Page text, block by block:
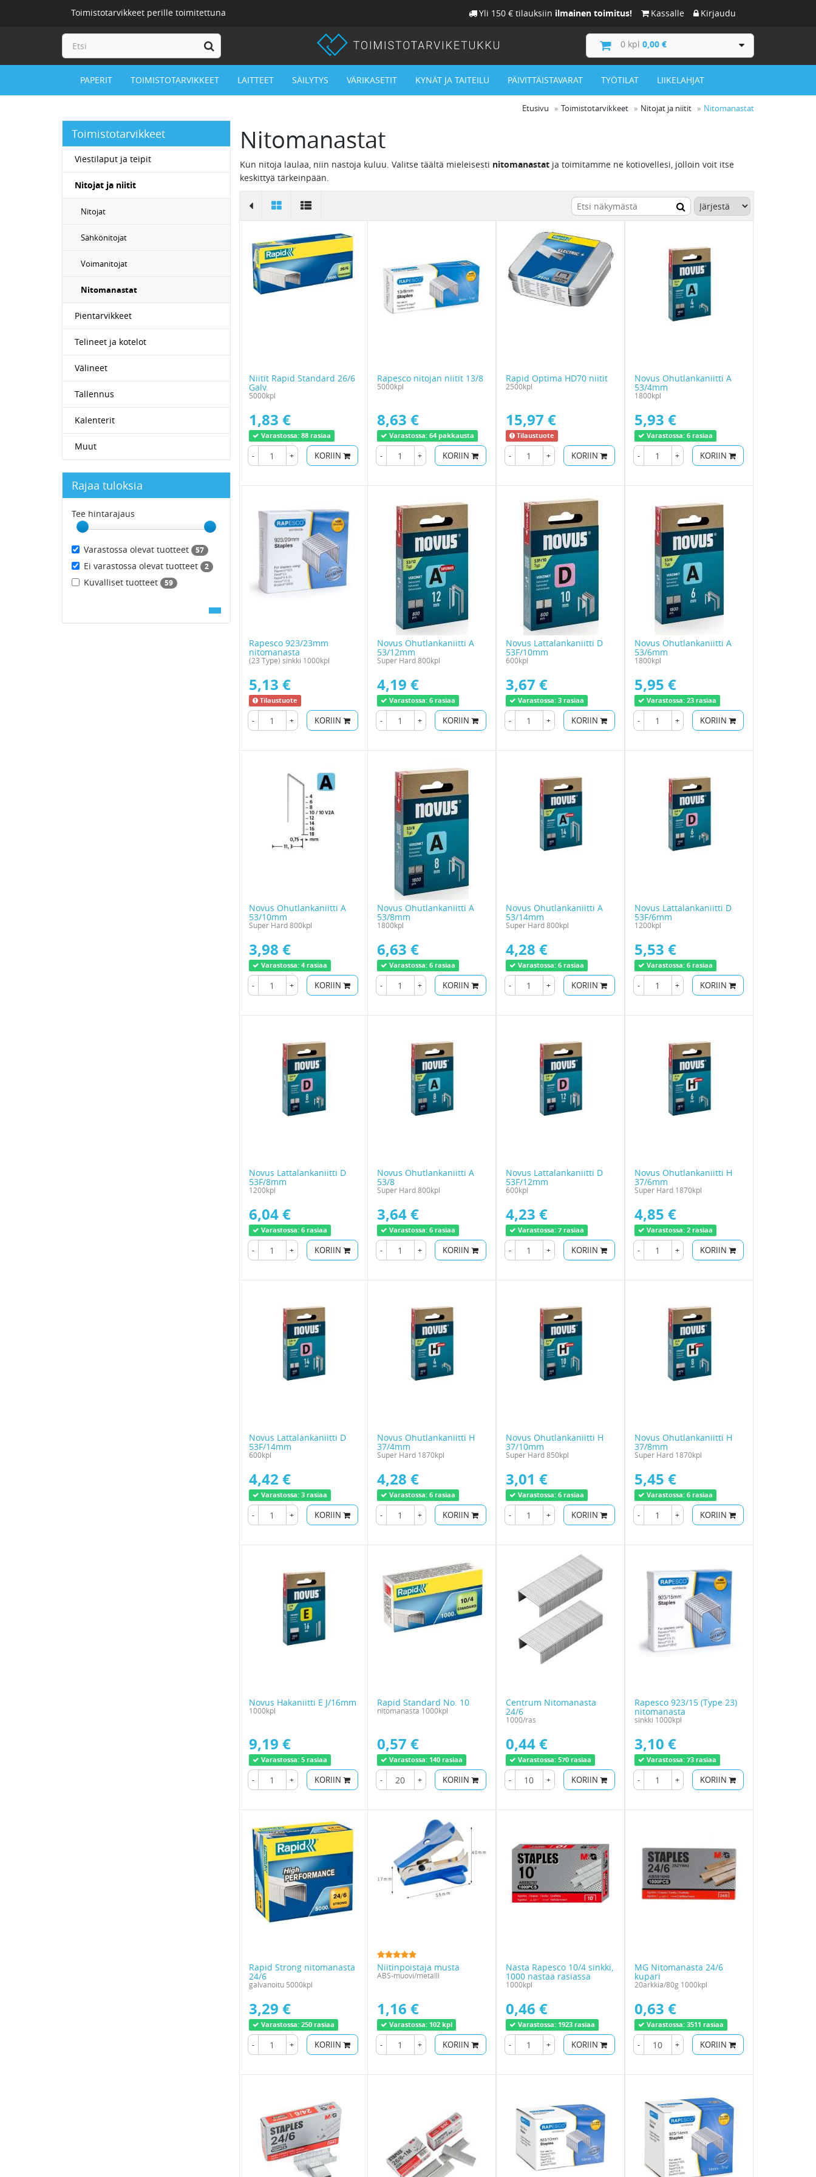
Toimistotarvikkeet perille toimitettuna Yli 150 € tilauksiin ilmainen toimitus! Kassalle Kirjaudu
0kpl 0,00 €
PAPERIT TOIMISTOTARVIKKEET LAITTEET SÄILYTYS VÄRIKASETIT KYNÄT JA TAITEILU PÄIVITTÄISTAVARAT TYÖTILAT LIIKELAHJAT
Etusivu Toimistotarvikkeet Nitojat ja niitit Nitomanastat
Toimistotarvikkeet
Viestilaput ja teipit
Nitojat ja niitit
Nitojat
Sähkönitojat
Voimanitojat
Nitomanastat
Pientarvikkeet
Telineet ja kotelot
Välineet
Tallennus
Kalenterit
Muut
Rajaa tuloksia
Tee hintarajaus
Varastossa olevat tuotteet 57
Ei varastossa olevat tuotteet 2
Kuvalliset tuotteet 59
Nitomanastat
Kun nitoja laulaa, niin nastoja kuluu. Valitse täältä mieleisesti nitomanastatja toimitamme ne kotiovellesi, jolloin voit itse
keskittyä tärkeinpään.
Niitit Rapid Standard 26/6
Galv.
5000kpl
1,83 €
Varastossa: 88 rasiaa
- + KORIIN
Rapesco nitojan niitit 13/8
5000kpl
8,63 €
Varastossa: 64 pakkausta
- + KORIIN
Rapid Optima HD70 niitit
2500kpl
15,97 €
Tilaustuote
- + KORIIN
Novus Ohutlankaniitti A
53/4mm
1800kpl
5,93 €
Varastossa: 6 rasiaa
- + KORIIN
Rapesco 923/23mm
nitomanasta
(23 Type) sinkki 1000kpl
5,13 €
Tilaustuote
- + KORIIN
Novus Ohutlankaniitti A
53/12mm
Super Hard 800kpl
4,19 €
Varastossa: 6 rasiaa
- + KORIIN
Novus Lattalankaniitti D
53F/10mm
600kpl
3,67 €
Varastossa: 3 rasiaa
- + KORIIN
Novus Ohutlankaniitti A
53/6mm
1800kpl
5,95 €
Varastossa: 23 rasiaa
- + KORIIN
Novus Ohutlankaniitti A
53/10mm
Super Hard 800kpl
3,98 €
Varastossa: 4 rasiaa
- + KORIIN
Novus Ohutlankaniitti A
53/8mm
1800kpl
6,63 €
Varastossa: 6 rasiaa
- + KORIIN
Novus Ohutlankaniitti A
53/14mm
Super Hard 800kpl
4,28 €
Varastossa: 6 rasiaa
- + KORIIN
Novus Lattalankaniitti D
53F/6mm
1200kpl
5,53 €
Varastossa: 6 rasiaa
- + KORIIN
Novus Lattalankaniitti D
53F/8mm
1200kpl
6,04 €
Varastossa: 6 rasiaa
- + KORIIN
Novus Ohutlankaniitti A
53/8
Super Hard 800kpl
3,64 €
Varastossa: 6 rasiaa
- + KORIIN
Novus Lattalankaniitti D
53F/12mm
600kpl
4,23 €
Varastossa: 7 rasiaa
- + KORIIN
Novus Ohutlankaniitti H
37/6mm
Super Hard 1870kpl
4,85 €
Varastossa: 2 rasiaa
- + KORIIN
Novus Lattalankaniitti D
53F/14mm
600kpl
4,42 €
Varastossa: 3 rasiaa
- + KORIIN
Novus Ohutlankaniitti H
37/4mm
Super Hard 1870kpl
4,28 €
Varastossa: 6 rasiaa
- + KORIIN
Novus Ohutlankaniitti H
37/10mm
Super Hard 850kpl
3,01 €
Varastossa: 6 rasiaa
- + KORIIN
Novus Ohutlankaniitti H
37/8mm
Super Hard 1870kpl
5,45 €
Varastossa: 6 rasiaa
- + KORIIN
Novus Hakaniitti E J/16mm
1000kpl
9,19 €
Varastossa: 5 rasiaa
- + KORIIN
Rapid Standard No. 10
nitomanasta 1000kpl
0,57 €
Varastossa: 140 rasiaa
- + KORIIN
Centrum Nitomanasta
24/6
1000/ras
0,44 €
Varastossa: 570 rasiaa
- + KORIIN
Rapesco 923/15 (Type 23)
nitomanasta
sinkki 1000kpl
3,10 €
Varastossa: 73 rasiaa
- + KORIIN
Rapid Strong nitomanasta
24/6
galvanoitu 5000kpl
3,29 €
Varastossa: 250 rasiaa
- + KORIIN
Niitinpoistaja musta
ABS-muovi/metalli
1,16 €
Varastossa: 102 kpl
- + KORIIN
Nasta Rapesco 10/4 sinkki,
1000 nastaa rasiassa
1000kpl
0,46 €
Varastossa: 1923 rasiaa
- + KORIIN
MG Nitomanasta 24/6
kupari
20arkkia/80g 1000kpl
0,63 €
Varastossa: 3511 rasiaa
- + KORIIN